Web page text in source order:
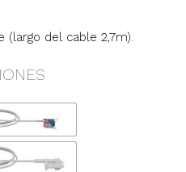
(largo del cable 2,7m).